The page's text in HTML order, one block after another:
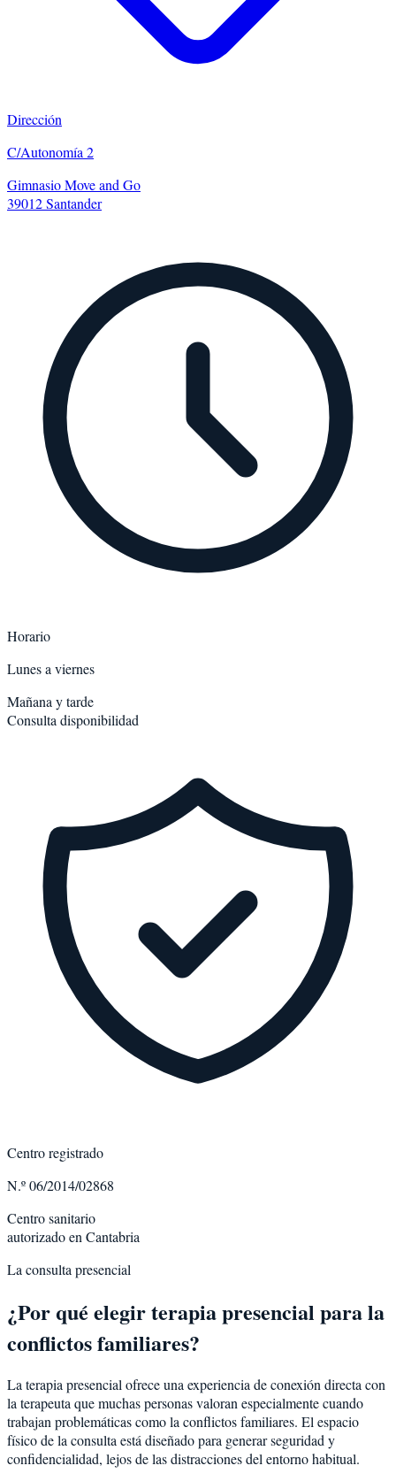
Dirección
C/Autonomía 2
Gimnasio Move and Go
39012 Santander
Horario
Lunes a viernes
Mañana y tarde
Consulta disponibilidad
Centro registrado
N.º 06/2014/02868
Centro sanitario
autorizado en Cantabria
La consulta presencial
¿Por qué elegir terapia presencial para la
conflictos familiares?
La terapia presencial ofrece una experiencia de conexión directa con
la terapeuta que muchas personas valoran especialmente cuando
trabajan problemáticas como laconflictos familiares. El espacio
físico de la consulta está diseñado para generar seguridad y
confidencialidad, lejos de las distracciones del entorno habitual.